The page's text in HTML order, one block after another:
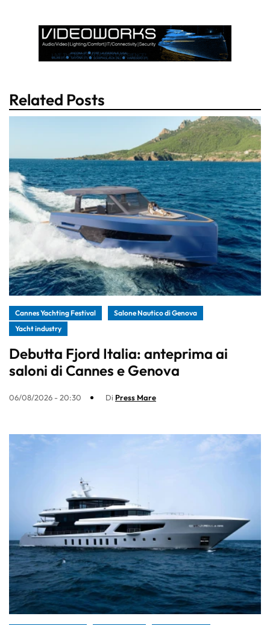
Related Posts
Cannes Yachting Festival
Salone Nautico di Genova
Yacht industry
Debutta Fjord Italia: anteprima ai
saloni di Cannes e Genova
06/08/2026 - 20:30 Di Press Mare